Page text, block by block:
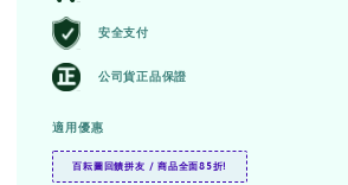
安全支付
公司貨正品保證
適用優惠
百耘圖回饋拼友 / 商品全面85折!